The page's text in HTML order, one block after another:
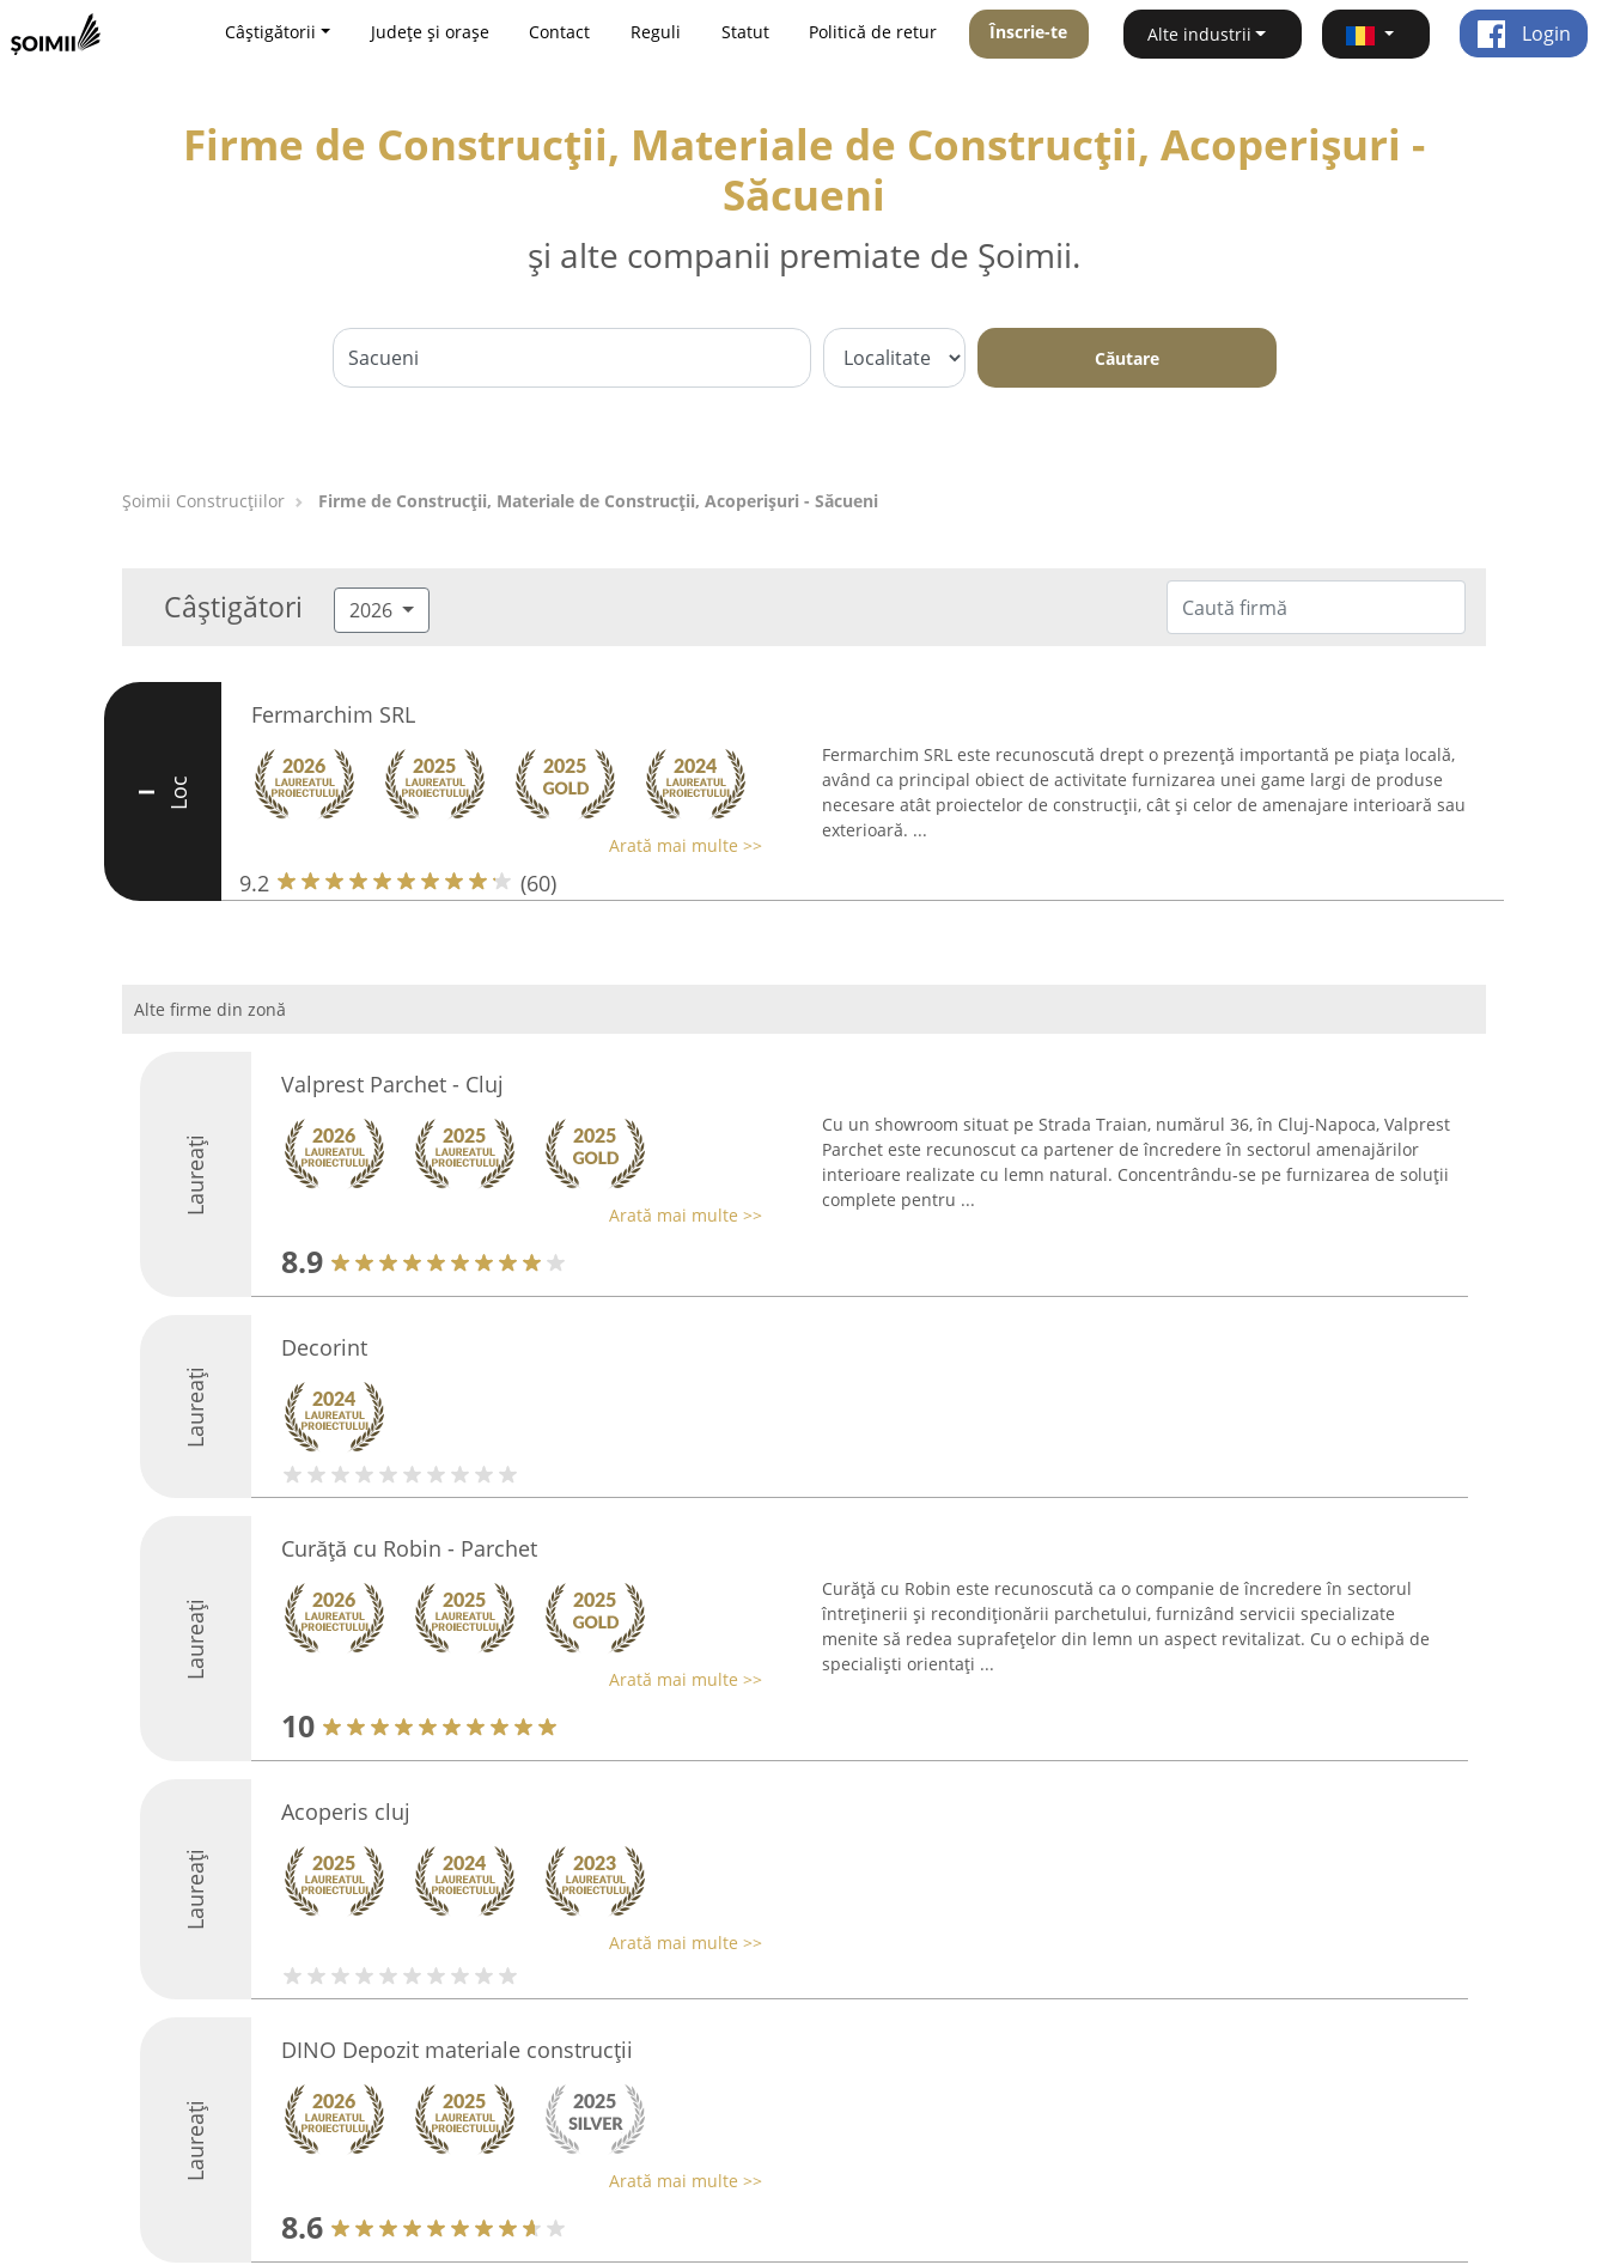
Câștigătorii Județe și orașe Contact Reguli Statut Politică de retur Înscrie-te Alte industrii Login
Firme de Construcții, Materiale de Construcții, Acoperișuri -
Săcueni
și alte companii premiate de Șoimii.
Căutare
Șoimii Construcțiilor Firme de Construcții, Materiale de Construcții, Acoperișuri - Săcueni
Câștigători 2026
I Loc
Fermarchim SRL
Arată mai multe >>
9.2 (60)
Fermarchim SRL este recunoscută drept o prezență importantă pe piața locală,
având ca principal obiect de activitate furnizarea unei game largi de produse
necesare atât proiectelor de construcții, cât și celor de amenajare interioară sau
exterioară. ...
Alte firme din zonă
Laureați
Valprest Parchet - Cluj
Arată mai multe >>
8.9
Cu un showroom situat pe Strada Traian, numărul 36, în Cluj-Napoca, Valprest
Parchet este recunoscut ca partener de încredere în sectorul amenajărilor
interioare realizate cu lemn natural. Concentrându-se pe furnizarea de soluții
complete pentru ...
Laureați
Decorint
Laureați
Curăță cu Robin - Parchet
Arată mai multe >>
10
Curăță cu Robin este recunoscută ca o companie de încredere în sectorul
întreținerii și recondiționării parchetului, furnizând servicii specializate
menite să redea suprafețelor din lemn un aspect revitalizat. Cu o echipă de
specialiști orientați ...
Laureați
Acoperis cluj
Arată mai multe >>
Laureați
DINO Depozit materiale construcții
Arată mai multe >>
8.6